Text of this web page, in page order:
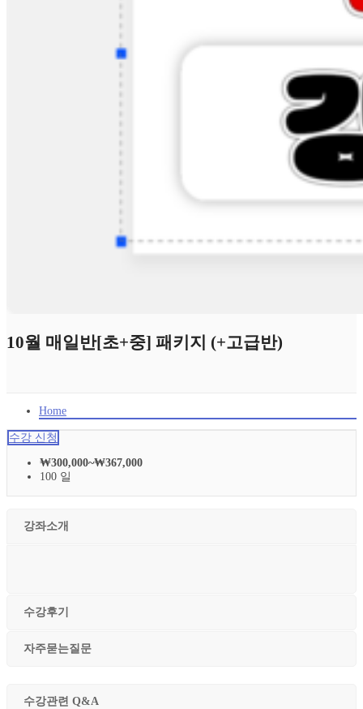
10월 매일반[초+중] 패키지 (+고급반)
Home
강좌소개
수강후기
자주묻는질문
수강관련 Q&A
수강 신청
₩300,000~₩367,000
100 일